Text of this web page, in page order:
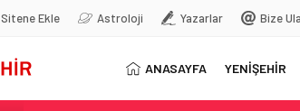
Sitene Ekle Astroloji Yazarlar Bize
ANASAYFA YENİŞEHİR